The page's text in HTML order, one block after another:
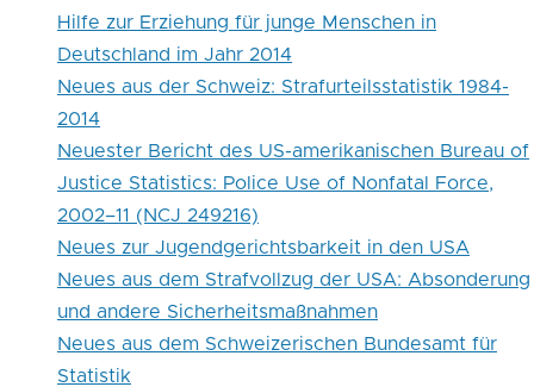
Hilfe zur Erziehung für junge Menschen in
Deutschland im Jahr 2014
Neues aus der Schweiz: Strafurteilsstatistik 1984-
2014
Neuester Bericht des US-amerikanischen Bureau of
Justice Statistics: Police Use of Nonfatal Force,
2002–11 (NCJ 249216)
Neues zur Jugendgerichtsbarkeit in den USA
Neues aus dem Strafvollzug der USA: Absonderung
und andere Sicherheitsmaßnahmen
Neues aus dem Schweizerischen Bundesamt für
Statistik